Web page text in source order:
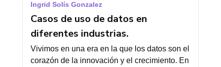
Ingrid Solís Gonzalez
Casos de uso de datos en
diferentes industrias.
Vivimos en una era en la que los datos son el
corazón de la innovación y el crecimiento. En